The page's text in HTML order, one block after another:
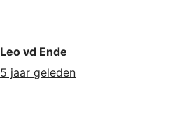
Leo vd Ende
5 jaar geleden